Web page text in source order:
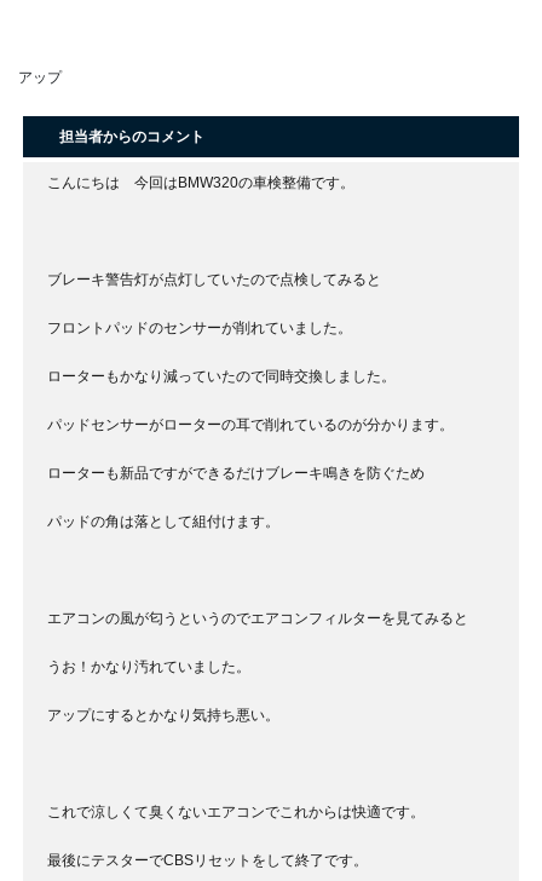
アップ
担当者からのコメント
こんにちは 今回はBMW320の車検整備です。
ブレーキ警告灯が点灯していたので点検してみると
フロントパッドのセンサーが削れていました。
ローターもかなり減っていたので同時交換しました。
パッドセンサーがローターの耳で削れているのが分かります。
ローターも新品ですができるだけブレーキ鳴きを防ぐため
パッドの角は落として組付けます。
エアコンの風が匂うというのでエアコンフィルターを見てみると
うお！かなり汚れていました。
アップにするとかなり気持ち悪い。
これで涼しくて臭くないエアコンでこれからは快適です。
最後にテスターでCBSリセットをして終了です。